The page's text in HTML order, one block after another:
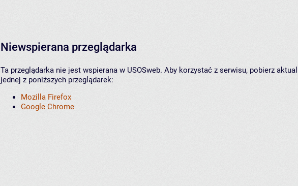
Niewspierana przeglądarka
Ta przeglądarka nie jest wspierana w USOSweb. Aby korzystać z serwisu, pobierz
jednej z poniższych przeglądarek:
Mozilla Firefox
Google Chrome